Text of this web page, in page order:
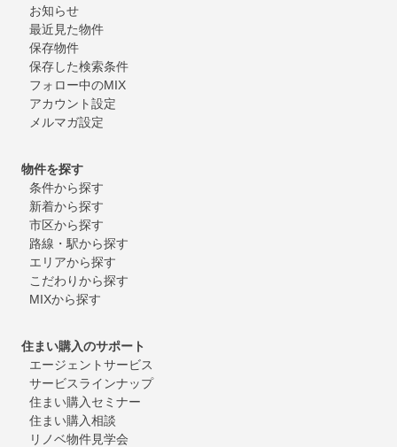
お知らせ
最近見た物件
保存物件
保存した検索条件
フォロー中のMIX
アカウント設定
メルマガ設定
物件を探す
条件から探す
新着から探す
市区から探す
路線・駅から探す
エリアから探す
こだわりから探す
MIXから探す
住まい購入のサポート
エージェントサービス
サービスラインナップ
住まい購入セミナー
住まい購入相談
リノベ物件見学会